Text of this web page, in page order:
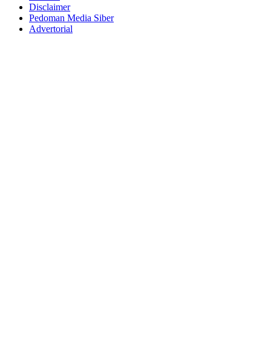
Disclaimer
Pedoman Media Siber
Advertorial